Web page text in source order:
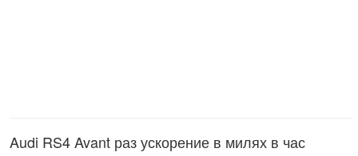
Audi RS4 Avant раз ускорение в милях в час